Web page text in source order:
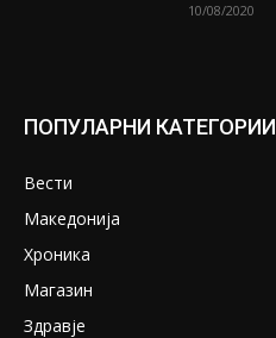
10/08/2020
ПОПУЛАРНИ КАТЕГОРИИ
Вести
Македонија
Хроника
Магазин
Здравје